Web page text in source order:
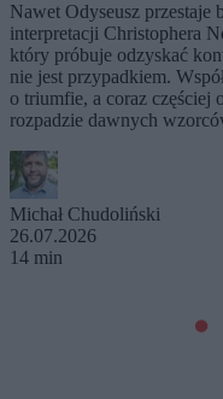
Nawet Odyseusz przestaje
interpretacji Christophera
który próbuje odzyskać
nie jest przypadkiem.
o triumfie, a coraz częściej
rozpadzie dawnych
Michał Chudoliński
26.07.2026
14 min